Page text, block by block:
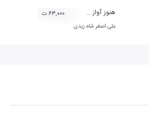
هنوز آواز...
علی اصغر شاه زیدی
۶۳,۰۰۰ ت